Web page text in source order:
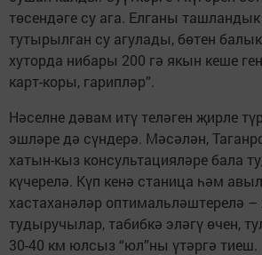
төсендәге су ага. Елганы
тутырылган су агулады, бөтен балык
хуторда нибары 200 гә якын кеше
карт-коры, гарипләр”.
Нәселне дәвам итү теләген җирле
эшләре дә сүндерә. Мәсәлән,
хатын-кыз консультацияләре бала
күчерелә. Күп кенә станица һәм
хастаханәләр оптимальләштерелә –
тудыручылар, табибкә эләгү өчен,
30-40 км юлсыз “юл”ны үтәргә тиеш.